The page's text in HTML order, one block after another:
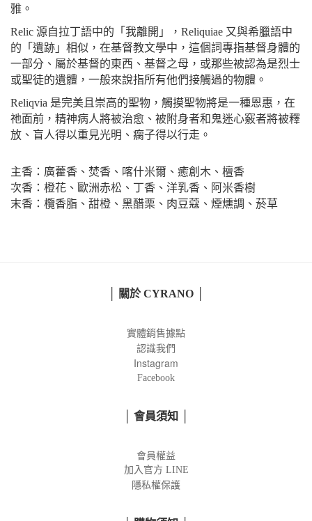
雅。
Relic 源自拉丁語中的「我離開」，Reliquiae 又與希臘語中
的「遺跡」相似，在基督教文學中，這個詞專指基督身體的
一部分、屬於基督的東西、基督之母，或那些被認為是烈士
或聖徒的遺體，一般來說指所有他們接觸過的物體。
Reliqvia 是完美且崇高的聖物，觸摸聖物將是一種恩惠，在
祂面前，精神病人將被治愈、被附身者和鬼迷心竅者將被釋
放、盲人得以重見光明、瘸子得以行走。
主香：廣藿香、焚香、喀什米爾、癒創木、檀香
次香：橙花、歐洲赤松、丁香、洋乳香、阿米香樹
末香：欖香脂、甜橙、黑醋栗、肉豆蔻、煙燻調、菸草
│ 關於 CYRANO │
實體銷售據點
認識我們
Instagram
Facebook
│ 會員須知 │
會員權益
加入官方 LINE
隱私權保護